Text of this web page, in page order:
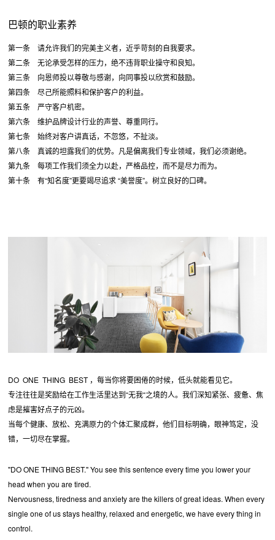
巴顿的职业素养
第一条 请允许我们的完美主义者，近乎苛刻的自我要求。
第二条 无论承受怎样的压力，绝不违背职业操守和良知。
第三条 向恩师投以尊敬与感谢，向同事投以欣赏和鼓励。
第四条 尽己所能照料和保护客户的利益。
第五条 严守客户机密。
第六条 维护品牌设计行业的声誉、尊重同行。
第七条 始终对客户讲真话，不忽悠，不扯淡。
第八条 真诚的坦露我们的优势。凡是偏离我们专业领域，我们必须谢绝。
第九条 每项工作我们须全力以赴，严格品控，而不是尽力而为。
第十条 有“知名度”更要竭尽追求 “美誉度”。树立良好的口碑。
DO ONE THING BEST ，每当你将要困倦的时候，低头就能看见它。
专注往往是奖励给在工作生活里达到“无我“之境的人。我们深知紧张、疲惫、焦
虑是摧害好点子的元凶。
当每个健康、放松、充满原力的个体汇聚成群，他们目标明确，眼神笃定，没
错，一切尽在掌握。
"DO ONE THING BEST." You see this sentence every time you lower your
head when you are tired.
Nervousness, tiredness and anxiety are the killers of great ideas. When every
single one of us stays healthy, relaxed and energetic, we have every thing in
control.